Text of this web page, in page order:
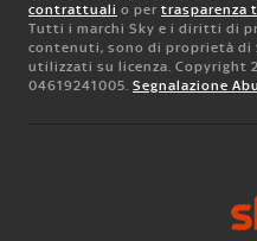
contrattuali o per trasparenza
Tutti i marchi Sky e i diritti di
contenuti, sono di proprietà di
utilizzati su licenza. Copyright
04619241005. Segnalazione